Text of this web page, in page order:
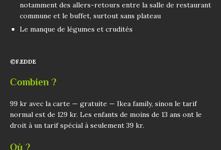
notamment des allers-retours entre la salle de restaurant
commune et le buffet, surtout sans plateau
Le manque de légumes et crudités
©F.EDDE
Combien ?
99 kr avec la carte — gratuite — Ikea family, sinon le tarif
normal est de 129 kr. Les enfants de moins de 13 ans ont le
droit à un tarif spécial à seulement 39 kr.
Où ?